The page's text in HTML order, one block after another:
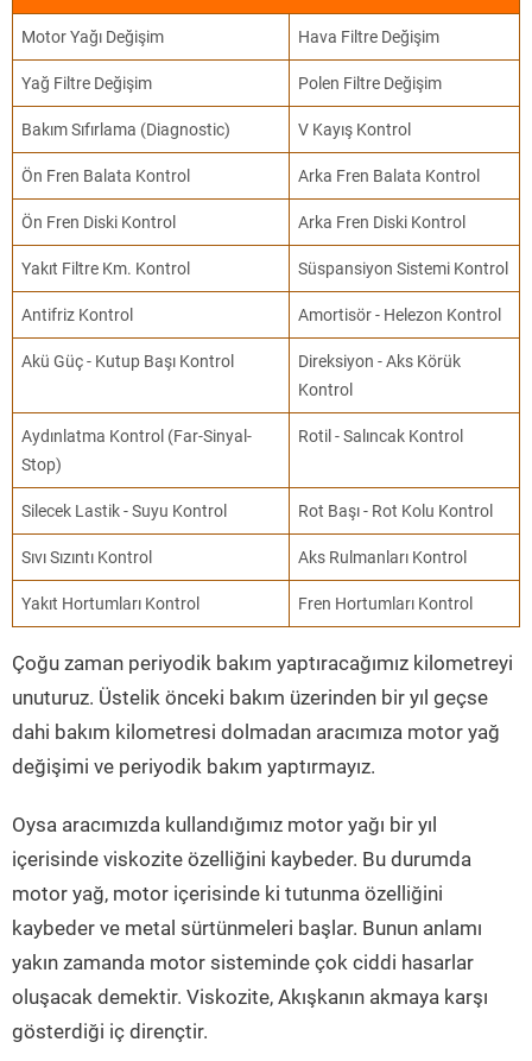
Motor Yağı Değişim Hava Filtre Değişim
Yağ Filtre Değişim Polen Filtre Değişim
Bakım Sıfırlama (Diagnostic) V Kayış Kontrol
Ön Fren Balata Kontrol Arka Fren Balata Kontrol
Ön Fren Diski Kontrol Arka Fren Diski Kontrol
Yakıt Filtre Km. Kontrol Süspansiyon Sistemi Kontrol
Antifriz Kontrol Amortisör - Helezon Kontrol
Akü Güç - Kutup Başı Kontrol
Direksiyon - Aks Körük
Kontrol
Aydınlatma Kontrol (Far-Sinyal-
Stop)
Rotil - Salıncak Kontrol
Silecek Lastik - Suyu Kontrol Rot Başı - Rot Kolu Kontrol
Sıvı Sızıntı Kontrol Aks Rulmanları Kontrol
Yakıt Hortumları Kontrol Fren Hortumları Kontrol
Çoğu zaman periyodik bakım yaptıracağımız kilometreyi
unuturuz. Üstelik önceki bakım üzerinden bir yıl geçse
dahi bakım kilometresi dolmadan aracımıza motor yağ
değişimi ve periyodik bakım yaptırmayız.
Oysa aracımızda kullandığımız motor yağı bir yıl
içerisinde viskozite özelliğini kaybeder. Bu durumda
motor yağ, motor içerisinde ki tutunma özelliğini
kaybeder ve metal sürtünmeleri başlar. Bunun anlamı
yakın zamanda motor sisteminde çok ciddi hasarlar
oluşacak demektir. Viskozite, Akışkanın akmaya karşı
gösterdiği iç dirençtir.